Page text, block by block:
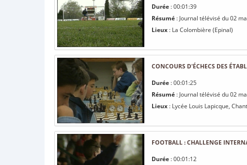
Durée : 00:01:39
Résumé : Journal télévisé du 02
Lieux : La Colombière (Epinal)
CONCOURS D'ÉCHECS DES
Durée : 00:01:25
Résumé : Journal télévisé du 02
Lieux : Lycée Louis Lapicque,
FOOTBALL : CHALLENGE
Durée : 00:01:12